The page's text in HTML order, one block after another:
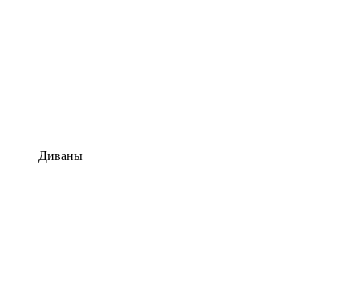
Диваны